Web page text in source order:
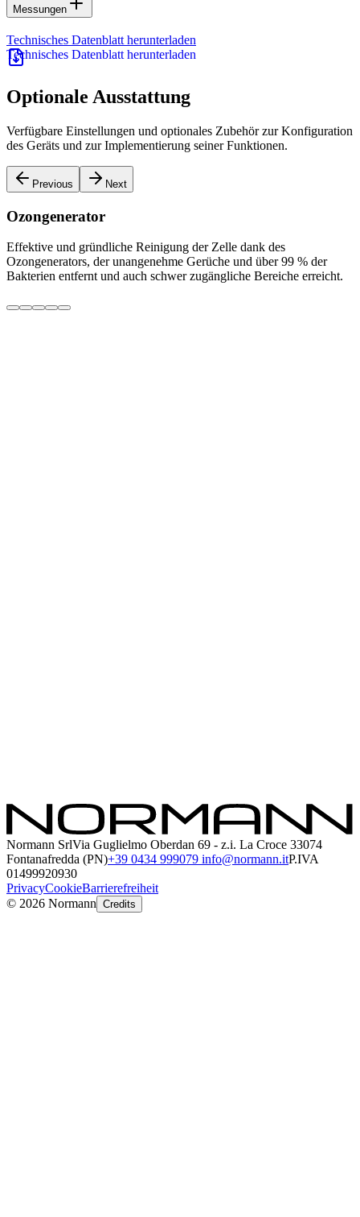
Messungen
Technisches Datenblatt herunterladen
Optionale Ausstattung
Verfügbare Einstellungen und optionales Zubehör zur Konfiguration
des Geräts und zur Implementierung seiner Funktionen.
Previous Next
Ozongenerator
Effektive und gründliche Reinigung der Zelle dank des
Ozongenerators, der unangenehme Gerüche und über 99 % der
Bakterien entfernt und auch schwer zugängliche Bereiche erreicht.
Normann SrlVia Guglielmo Oberdan 69 - z.i. La Croce 33074
Fontanafredda (PN)+39 0434 999079 info@normann.itP.IVA
01499920930
PrivacyCookieBarrierefreiheit
© 2026 Normann Credits